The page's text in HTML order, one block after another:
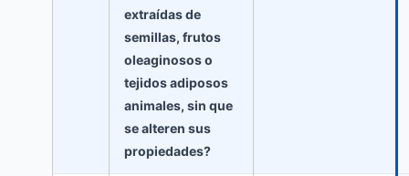
extraídas de
semillas, frutos
oleaginosos o
tejidos adiposos
animales, sin que
se alteren sus
propiedades?